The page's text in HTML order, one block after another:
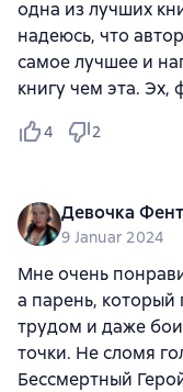
одна из лучших
надеюсь, что
самое лучшее и
книгу чем эта. Эх,
4 2
Девочка
9 Januar 2024
Мне очень
а парень, который
трудом и даже
точки. Не сломя
Бессмертный